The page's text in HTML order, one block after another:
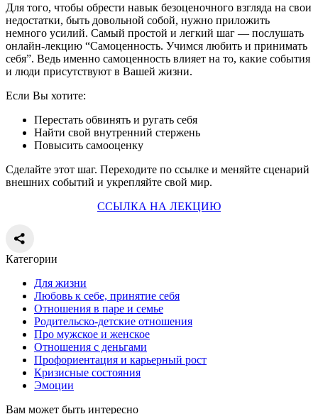
Для того, чтобы обрести навык безоценочного взгляда на свои
недостатки, быть довольной собой, нужно приложить
немного усилий. Самый простой и легкий шаг — послушать
онлайн-лекцию “Самоценность. Учимся любить и принимать
себя”. Ведь именно самоценность влияет на то, какие события
и люди присутствуют в Вашей жизни.
Если Вы хотите:
Перестать обвинять и ругать себя
Найти свой внутренний стержень
Повысить самооценку
Сделайте этот шаг. Переходите по ссылке и меняйте сценарий
внешних событий и укрепляйте свой мир.
ССЫЛКА НА ЛЕКЦИЮ
Категории
Для жизни
Любовь к себе, принятие себя
Отношения в паре и семье
Родительско-детские отношения
Про мужское и женское
Отношения с деньгами
Профориентация и карьерный рост
Кризисные состояния
Эмоции
Вам может быть интересно